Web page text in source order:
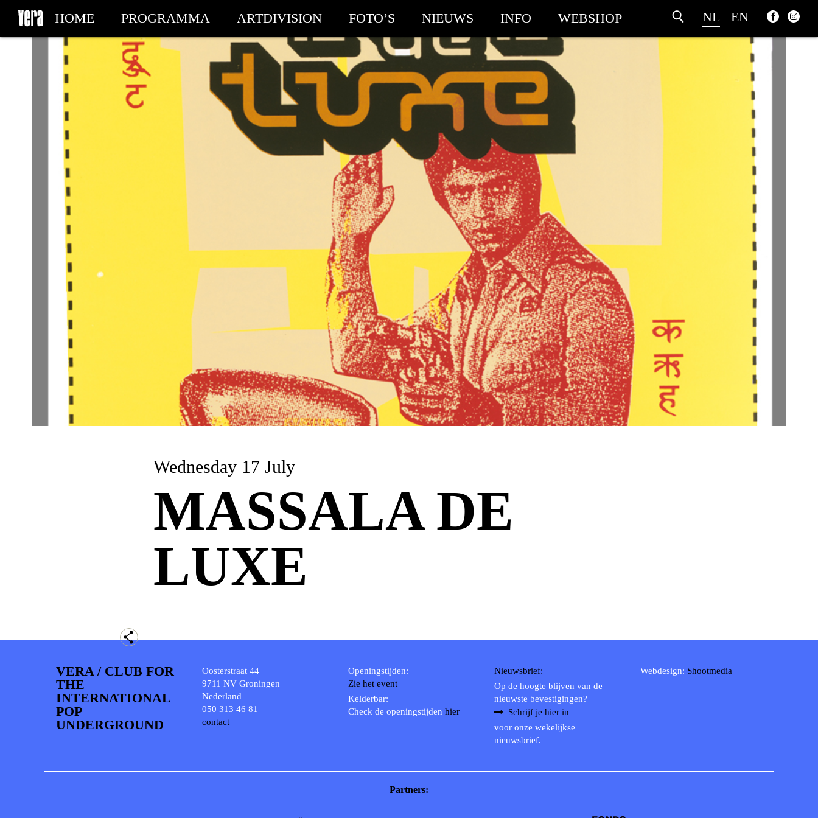
NL EN
HOME PROGRAMMA ARTDIVISION FOTO’S NIEUWS INFO WEBSHOP
MIJN TICKETS
Wednesday 17 July
MASSALA DE
LUXE
VERA / CLUB FOR
THE
INTERNATIONAL
POP
UNDERGROUND
Oosterstraat 44
9711 NV Groningen
Nederland
050 313 46 81
contact
Openingstijden:
Zie het event
Kelderbar:
Check de openingstijden hier
Nieuwsbrief:
Op de hoogte blijven van de
nieuwste bevestigingen?
Schrijf je hier in
voor onze wekelijkse
nieuwsbrief.
Webdesign: Shootmedia
Partners: